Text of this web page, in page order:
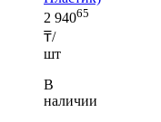
2 94065
₸/
шт
В
наличии